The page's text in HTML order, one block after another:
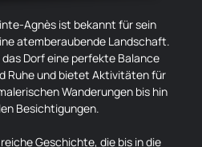
atemberaubende Landschaft.
Dorf eine perfekte Balance
Ruhe und bietet Aktivitäten für
Wanderungen bis hin
Besichtigungen.